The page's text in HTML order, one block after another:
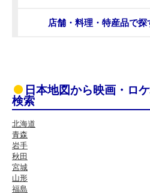
店舗・料理・特産品で探
日本地図から映画・ロ
検索
北海道
青森
岩手
秋田
宮城
山形
福島